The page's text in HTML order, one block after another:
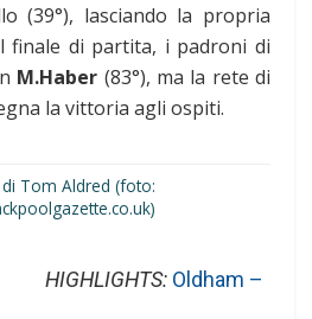
(39°), lasciando la propria
finale di partita, i padroni di
M.Haber (83°), ma la rete di
la vittoria agli ospiti.
Tom Aldred (foto:
HIGHLIGHTS: Oldham –